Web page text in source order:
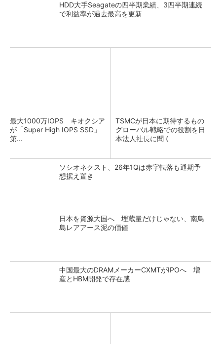
HDD大手Seagateの四半期業績、3四半期連続
で利益率が過去最高を更新
最大1000万IOPS キオクシア
が「Super High IOPS SSD」
第...
TSMCが日本に期待するもの
グローバル戦略での役割を日
本法人社長に聞く
ソシオネクスト、26年1Qは赤字転落も通期予
想据え置き
日本を資源大国へ 埋蔵量だけじゃない、南鳥
島レアアース泥の価値
中国最大のDRAMメーカーCXMTがIPOへ 増
産とHBM開発で存在感